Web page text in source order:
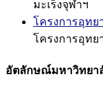
มะเร็งจุฬาฯ
โครงการอุทย
โครงการอุทย
อัตลักษณ์มหาวิทยา